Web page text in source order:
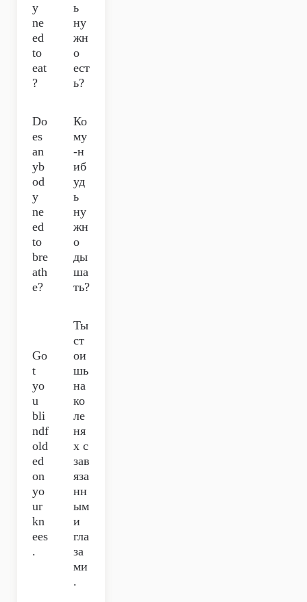
y
ne
ed
to
eat
?
ь
ну
жн
о
ест
ь?
Do
es
an
yb
od
y
ne
ed
to
bre
ath
e?
Ко
му
-н
иб
уд
ь
ну
жн
о
ды
ша
ть?
Go
t
yo
u
bli
ndf
old
ed
on
yo
ur
kn
ees
.
Ты
ст
ои
шь
на
ко
ле
ня
х с
зав
яза
нн
ым
и
гла
за
ми
.